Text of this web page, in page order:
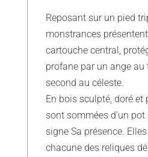
Reposant sur un pied
monstrances
cartouche central,
profane par un ange au
second au céleste.
En bois sculpté, doré et
sont sommées d’un
signe Sa présence.
chacune des reliques